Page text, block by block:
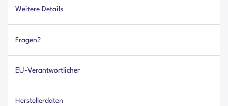
Weitere Details
Fragen?
EU-Verantwortlicher
Herstellerdaten